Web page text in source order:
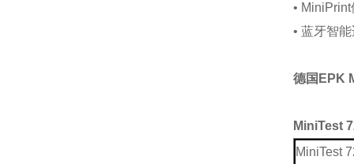
•
• 蓝牙智
德国EPK
MiniTest
MiniTest